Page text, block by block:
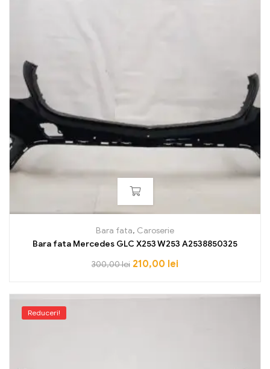
Bara fata, Caroserie
Bara fata Mercedes GLC X253 W253 A2538850325
300,00lei 210,00 lei
Reduceri!